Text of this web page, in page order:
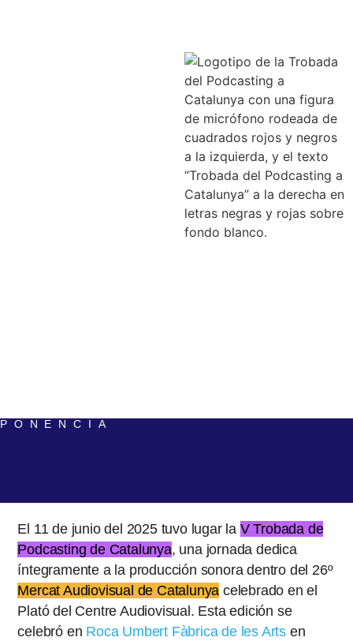
PONENCIA
El 11 de junio del 2025 tuvo lugar la V Trobada de
Podcasting de Catalunya, una jornada dedica
íntegramente a la producción sonora dentro del 26º
Mercat Audiovisual de Catalunya celebrado en el
Plató del Centre Audiovisual. Esta edición se
celebró en Roca Umbert Fàbrica de les Arts en